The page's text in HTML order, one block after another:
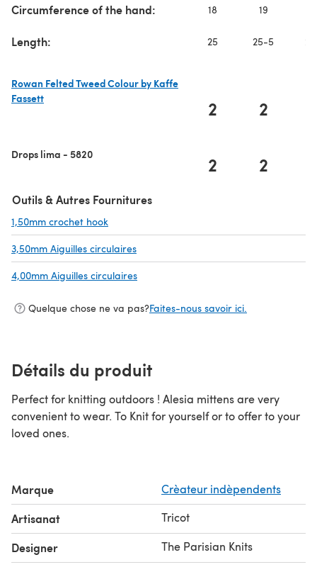
Circumference of the hand: 18 19
Length: 25 25-5
Rowan Felted Tweed Colour by Kaffe
Fassett
2 2
Drops lima - 5820 2 2
Outils & Autres Fournitures
1,50mm crochet hook
3,50mm Aiguilles circulaires
4,00mm Aiguilles circulaires
Quelque chose ne va pas?Faites-nous savoir ici.
Détails du produit
Perfect for knitting outdoors ! Alesia mittens are very
convenient to wear. To Knit for yourself or to offer to your
loved ones.
Marque Crèateur indèpendents
Artisanat Tricot
Designer The Parisian Knits